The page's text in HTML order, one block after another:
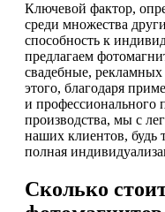
Ключевой фактор,
среди множества
способность к
предлагаем
свадебные,
этого, благодаря
и профессионального
производства, мы с
наших клиентов, будь
полная
Сколько